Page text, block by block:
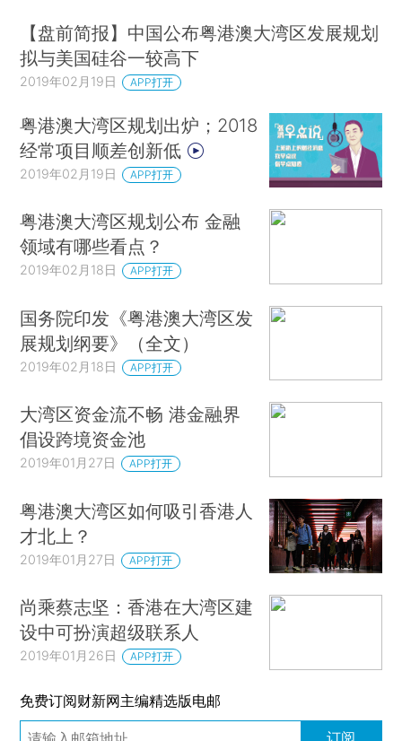
【盘前简报】中国公布粤港澳大湾区发展规划
拟与美国硅谷一较高下
2019年02月19日 APP打开
粤港澳大湾区规划出炉；2018
经常项目顺差创新低
2019年02月19日 APP打开
粤港澳大湾区规划公布 金融
领域有哪些看点？
2019年02月18日 APP打开
国务院印发《粤港澳大湾区发
展规划纲要》（全文）
2019年02月18日 APP打开
大湾区资金流不畅 港金融界
倡设跨境资金池
2019年01月27日 APP打开
粤港澳大湾区如何吸引香港人
才北上？
2019年01月27日 APP打开
尚乘蔡志坚：香港在大湾区建
设中可扮演超级联系人
2019年01月26日 APP打开
免费订阅财新网主编精选版电邮
订阅